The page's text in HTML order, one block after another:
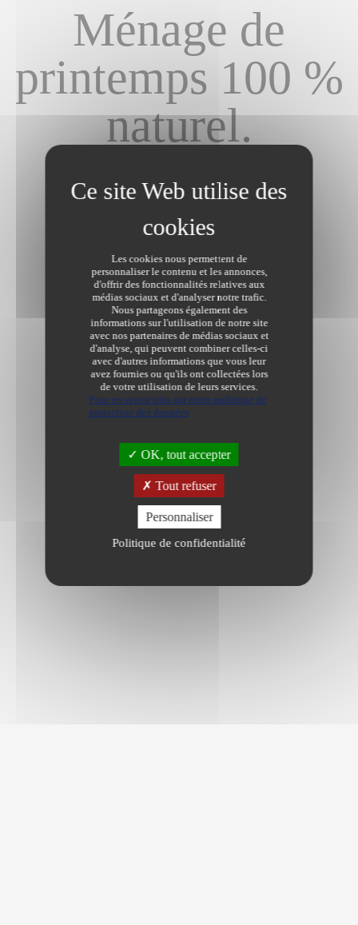
Ménage de
printemps 100 %
naturel.
Dernière modification le 04/05/2022
Les cookies nous permettent de
personnaliser le contenu et les annonces,
d'offrir des fonctionnalités relatives aux
médias sociaux et d'analyser notre trafic.
Nous partageons également des
informations sur l'utilisation de notre site
avec nos partenaires de médias sociaux et
d'analyse, qui peuvent combiner celles-ci
avec d'autres informations que vous leur
avez fournies ou qu'ils ont collectées lors
de votre utilisation de leurs services.
Pour en savoir plus sur notre politique de
protection des données
OK, tout accepter
Tout refuser
Personnaliser
Politique de confidentialité